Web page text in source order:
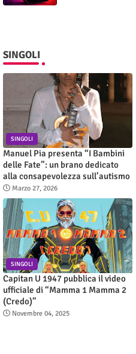
SINGOLI
SINGOLI
Manuel Pia presenta “I Bambini
delle Fate”: un brano dedicato
alla consapevolezza sull’autismo
Marzo 27, 2026
SINGOLI
Capitan U 1947 pubblica il video
ufficiale di “Mamma 1 Mamma 2
(Credo)”
Novembre 04, 2025